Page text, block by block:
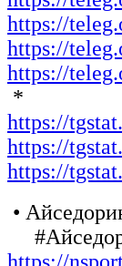
https://
https://
https://
*
https://
https://
https://
•